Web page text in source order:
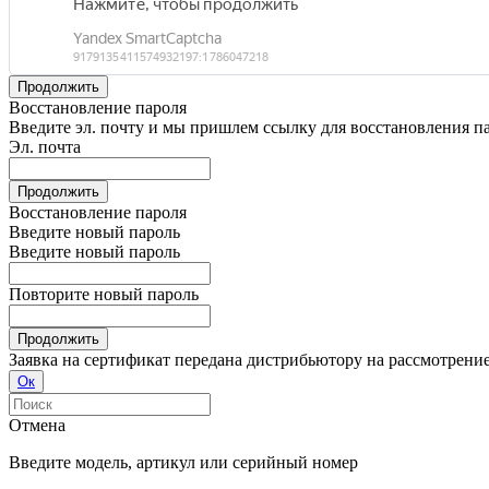
Продолжить
Восстановление пароля
Введите эл. почту и мы пришлем ссылку для восстановления
Эл. почта
Продолжить
Восстановление пароля
Введите новый пароль
Введите новый пароль
Повторите новый пароль
Продолжить
Заявка на сертификат передана дистрибьютору на
Ок
Отмена
Введите модель, артикул или серийный номер